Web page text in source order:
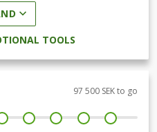
få uppdateringar via mail!
TOOLS
97 500 SEK to go